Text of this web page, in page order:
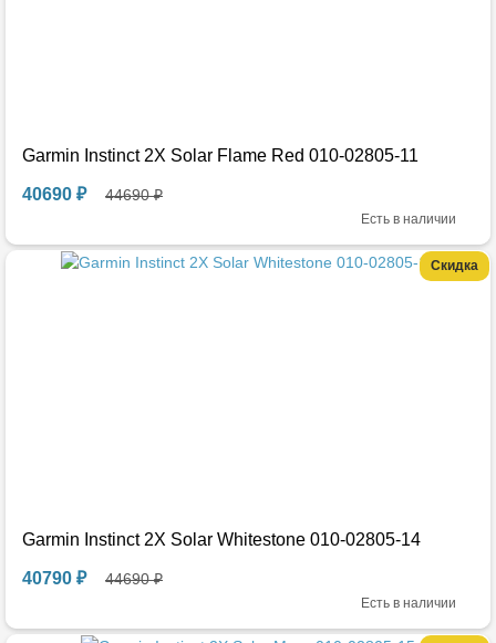
Garmin Instinct 2X Solar Flame Red 010-02805-11
Есть в наличии
40690 ₽ 44690 ₽
Скидка
Garmin Instinct 2X Solar Whitestone 010-02805-14
Есть в наличии
40790 ₽ 44690 ₽